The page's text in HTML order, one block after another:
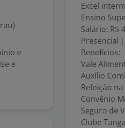
e
e
Excel
Ensino
Salário: R$
Presencial |
Benefícios:
Vale
Auxílio
Refeição
Convênio
Seguro de
Clube